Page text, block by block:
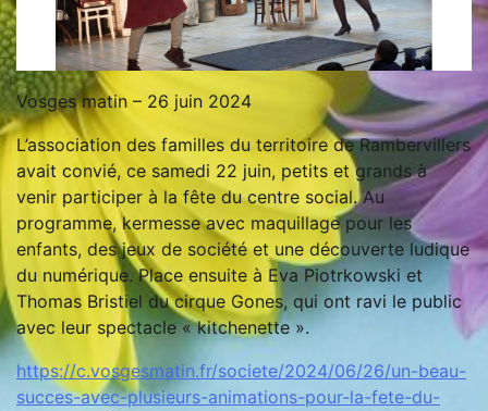
Vosges matin – 26 juin 2024
L’association des familles du territoire de Rambervillers
avait convié, ce samedi 22 juin, petits et grands à
venir participer à la fête du centre social. Au
programme, kermesse avec maquillage pour les
enfants, des jeux de société et une découverte ludique
du numérique. Place ensuite à Eva Piotrkowski et
Thomas Bristiel du cirque Gones, qui ont ravi le public
avec leur spectacle « kitchenette ».
https://c.vosgesmatin.fr/societe/2024/06/26/un-beau-
succes-avec-plusieurs-animations-pour-la-fete-du-